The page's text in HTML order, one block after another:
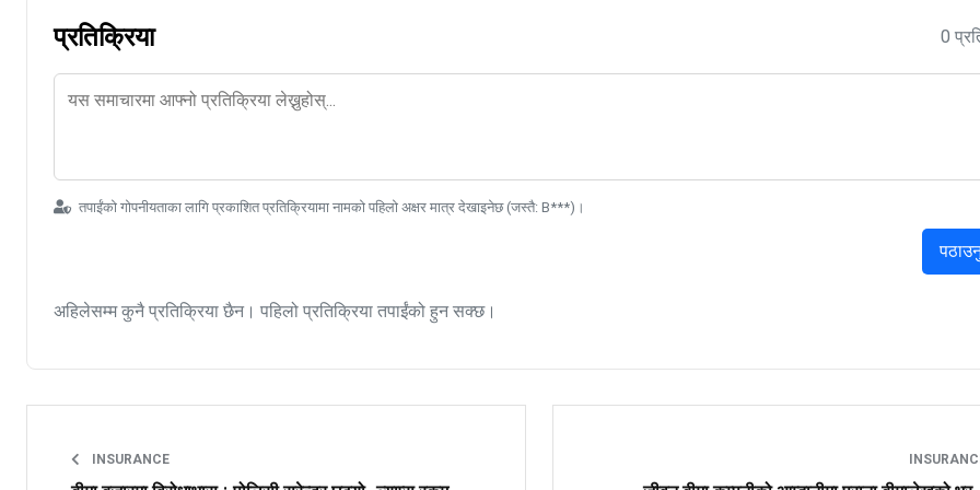
प्रतिक्रिया 0
तपाईंको गोपनीयताका लागि प्रकाशित प्रतिक्रियामा नामको पहिलो अक्षर मात्र देखाइनेछ (जस्तै: B***)।
अहिलेसम्म कुनै प्रतिक्रिया छैन। पहिलो प्रतिक्रिया तपाईंको हुन सक्छ।
INSURANCE